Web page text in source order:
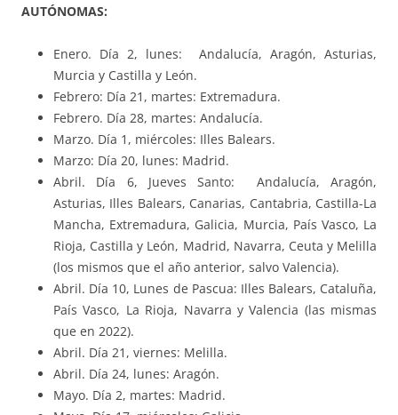
AUTÓNOMAS:
Enero. Día 2, lunes: Andalucía, Aragón, Asturias,
Murcia y Castilla y León.
Febrero: Día 21, martes: Extremadura.
Febrero. Día 28, martes: Andalucía.
Marzo. Día 1, miércoles: Illes Balears.
Marzo: Día 20, lunes: Madrid.
Abril. Día 6, Jueves Santo: Andalucía, Aragón,
Asturias, Illes Balears, Canarias, Cantabria, Castilla-La
Mancha, Extremadura, Galicia, Murcia, País Vasco, La
Rioja, Castilla y León, Madrid, Navarra, Ceuta y Melilla
(los mismos que el año anterior, salvo Valencia).
Abril. Día 10, Lunes de Pascua: Illes Balears, Cataluña,
País Vasco, La Rioja, Navarra y Valencia (las mismas
que en 2022).
Abril. Día 21, viernes: Melilla.
Abril. Día 24, lunes: Aragón.
Mayo. Día 2, martes: Madrid.